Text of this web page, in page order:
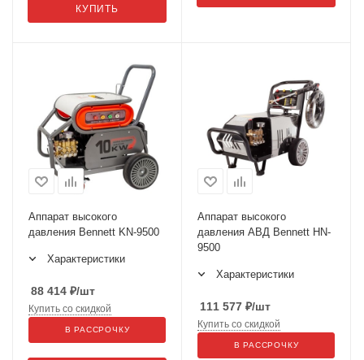
КУПИТЬ
Аппарат высокого
давления Bennett KN-9500
Характеристики
88 414 ₽/шт
Купить со скидкой
В РАССРОЧКУ
Аппарат высокого
давления АВД Bennett HN-
9500
Характеристики
111 577 ₽/шт
Купить со скидкой
В РАССРОЧКУ